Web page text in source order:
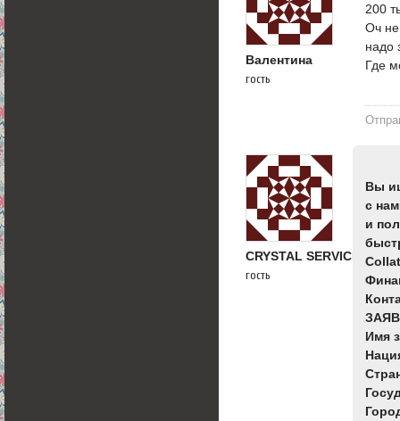
Валентина
гость
200
Оч не
надо
Где
CRYSTAL SERVICE
гость
Вы
с
и
Имя